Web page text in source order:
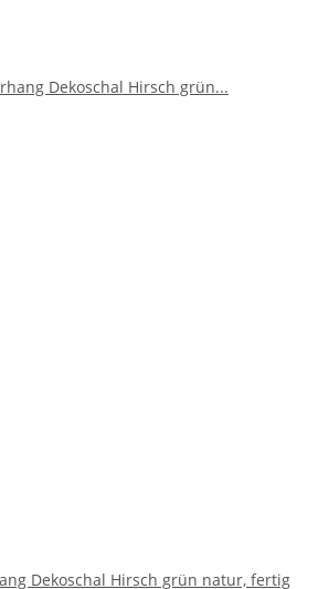
Dekoschal Hirsch grün natur, fertig